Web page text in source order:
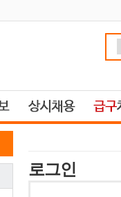
로그인